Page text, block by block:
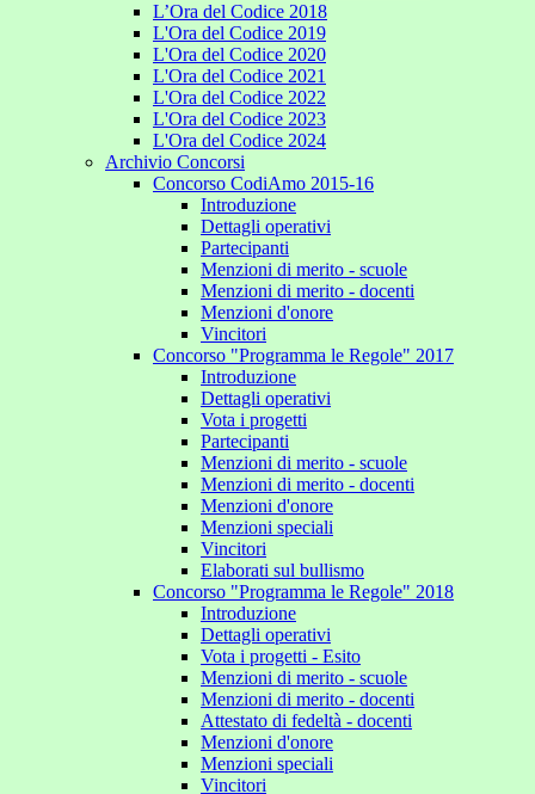
L’Ora del Codice 2018
L'Ora del Codice 2019
L'Ora del Codice 2020
L'Ora del Codice 2021
L'Ora del Codice 2022
L'Ora del Codice 2023
L'Ora del Codice 2024
Archivio Concorsi
Concorso CodiAmo 2015-16
Introduzione
Dettagli operativi
Partecipanti
Menzioni di merito - scuole
Menzioni di merito - docenti
Menzioni d'onore
Vincitori
Concorso "Programma le Regole" 2017
Introduzione
Dettagli operativi
Vota i progetti
Partecipanti
Menzioni di merito - scuole
Menzioni di merito - docenti
Menzioni d'onore
Menzioni speciali
Vincitori
Elaborati sul bullismo
Concorso "Programma le Regole" 2018
Introduzione
Dettagli operativi
Vota i progetti - Esito
Menzioni di merito - scuole
Menzioni di merito - docenti
Attestato di fedeltà - docenti
Menzioni d'onore
Menzioni speciali
Vincitori